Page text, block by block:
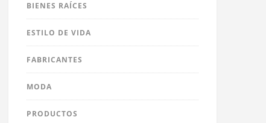
BIENES RAÍCES
ESTILO DE VIDA
FABRICANTES
MODA
PRODUCTOS